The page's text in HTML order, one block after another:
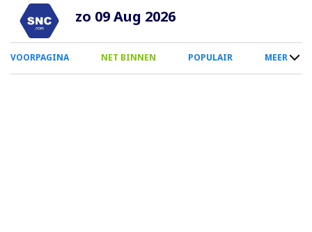
Overslaan
naar
inhoud
zo 09 Aug 2026
0
Smartphone
VOORPAGINA NET BINNEN POPULAIR MEER